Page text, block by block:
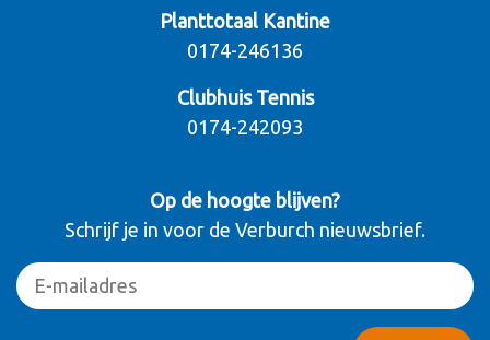
Planttotaal Kantine
0174-246136
Clubhuis Tennis
0174-242093
Op de hoogte blijven?
Schrijf je in voor de Verburch nieuwsbrief.